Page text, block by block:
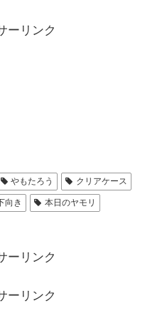
ーリンク
やもたろう クリアケース
向き 本日のヤモリ
ーリンク
ーリンク